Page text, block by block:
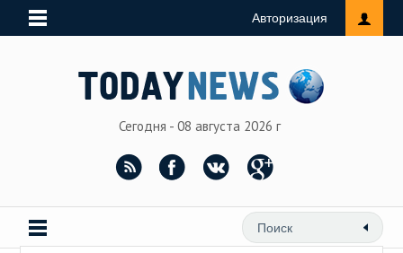
Авторизация
Сегодня - 08 августа 2026 г